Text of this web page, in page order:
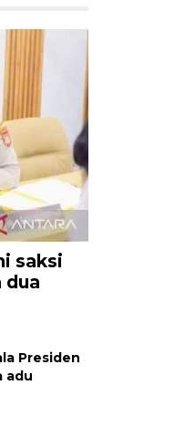
saksi
dua
Presiden
adu